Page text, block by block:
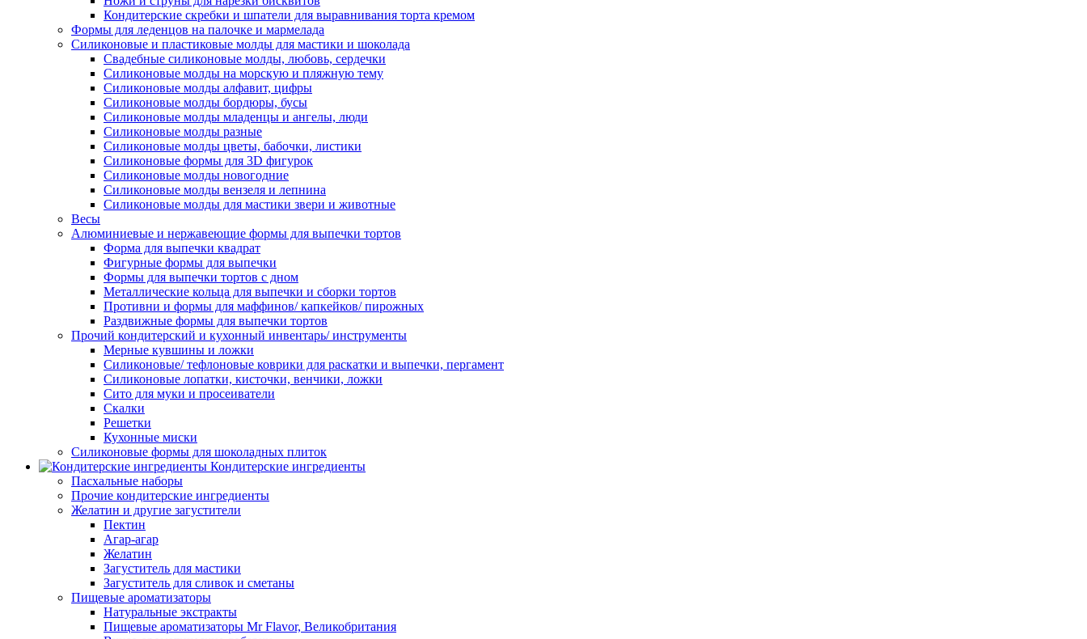
Кондитерские скребки и шпатели для выравнивания торта кремом
Формы для леденцов на палочке и мармелада
Силиконовые и пластиковые молды для мастики и шоколада
Свадебные силиконовые молды, любовь, сердечки
Силиконовые молды на морскую и пляжную тему
Силиконовые молды алфавит, цифры
Силиконовые молды бордюры, бусы
Силиконовые молды младенцы и ангелы, люди
Силиконовые молды разные
Силиконовые молды цветы, бабочки, листики
Силиконовые формы для 3D фигурок
Силиконовые молды новогодние
Силиконовые молды вензеля и лепнина
Силиконовые молды для мастики звери и животные
Весы
Алюминиевые и нержавеющие формы для выпечки тортов
Форма для выпечки квадрат
Фигурные формы для выпечки
Формы для выпечки тортов с дном
Металлические кольца для выпечки и сборки тортов
Противни и формы для маффинов/ капкейков/ пирожных
Раздвижные формы для выпечки тортов
Прочий кондитерский и кухонный инвентарь/ инструменты
Мерные кувшины и ложки
Силиконовые/ тефлоновые коврики для раскатки и выпечки, пергамент
Силиконовые лопатки, кисточки, венчики, ложки
Сито для муки и просеиватели
Скалки
Решетки
Кухонные миски
Силиконовые формы для шоколадных плиток
Кондитерские ингредиенты
Пасхальные наборы
Прочие кондитерские ингредиенты
Желатин и другие загустители
Пектин
Агар-агар
Желатин
Загуститель для мастики
Загуститель для сливок и сметаны
Пищевые ароматизаторы
Натуральные экстракты
Пищевые ароматизаторы Mr Flavor, Великобритания